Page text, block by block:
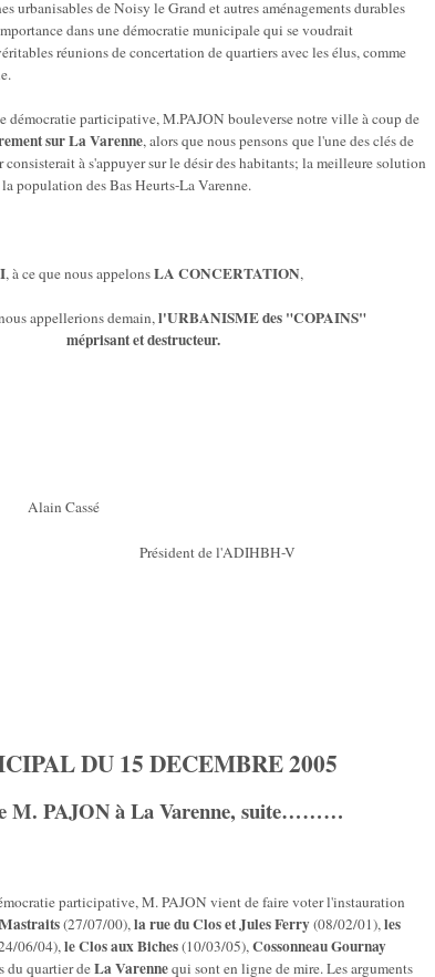
urbanisables de Noisy le Grand et autres aménagements durables
dans une démocratie municipale qui se voudrait
réunions de concertation de quartiers avec les élus, comme
démocratie participative, M.PAJON bouleverse notre ville à coup de
sur La Varenne, alors que nous pensons que l'une des clés de
à s'appuyer sur le désir des habitants; la meilleure solution
population des Bas Heurts-La Varenne.
, à ce que nous appelonsLA CONCERTATION,
appellerions demain,l'URBANISMEdes "COPAINS"
méprisant et destructeur.
Alain Cassé
l'ADIHBH-V
DU 15 DECEMBRE 2005
M. PAJON à La Varenne, suite………
participative, M. PAJON vient de faire voter l'instauration
(27/07/00),la rue duClosetJules Ferry(08/02/01),les
06/04),le Clos aux Biches(10/03/05),Cossonneau Gournay
du quartier deLa Varennequi sont en ligne de mire. Les arguments